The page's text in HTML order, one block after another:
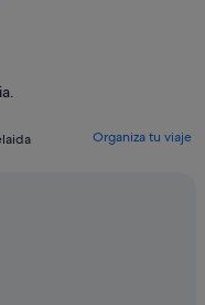
Organiza tu viaje